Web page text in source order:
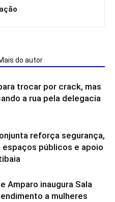
do autor
trocar por crack, mas
a rua pela delegacia
reforça segurança,
espaços públicos e apoio
Amparo inaugura Sala
a mulheres